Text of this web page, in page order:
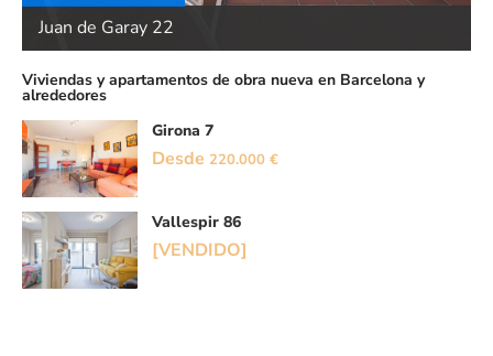
Juan de Garay 22
Viviendas y apartamentos de obra nueva en Barcelona y
alrededores
Girona 7
Desde 220.000 €
Vallespir 86
[VENDIDO]